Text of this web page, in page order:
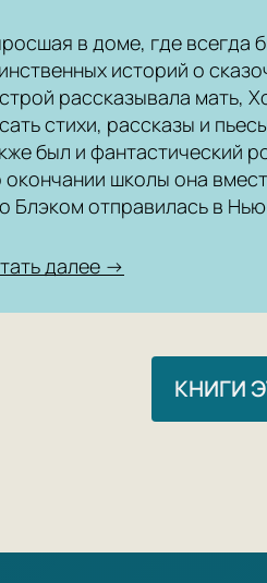
в доме, где всегда
историй о
рассказывала мать,
стихи, рассказы и
был и фантастический
окончании школы она
Блэком отправилась в
далее →
КНИГИ